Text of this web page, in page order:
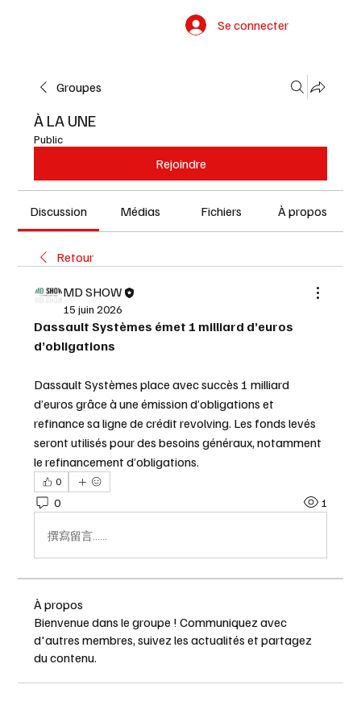
Se connecter
Groupes
À LA UNE
Public
Rejoindre
Discussion Médias Fichiers À propos
Retour
MD SHOW
15 juin 2026
Dassault Systèmes émet 1 milliard d’euros
d’obligations
Dassault Systèmes place avec succès 1 milliard
d’euros grâce à une émission d’obligations et
refinance sa ligne de crédit revolving. Les fonds levés
seront utilisés pour des besoins généraux, notamment
le refinancement d’obligations.
0
0 1
撰寫留言......
À propos
Bienvenue dans le groupe ! Communiquez avec
d'autres membres, suivez les actualités et partagez
du contenu.